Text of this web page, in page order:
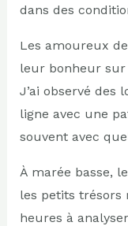
dans des
Les amoureux
leur bonheur
J’ai observé des
ligne avec une
souvent avec
À marée basse,
les petits trésors
heures à